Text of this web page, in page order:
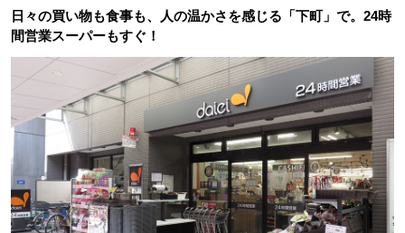
日々の買い物も食事も、人の温かさを感じる「下町」で。24時
間営業スーパーもすぐ！